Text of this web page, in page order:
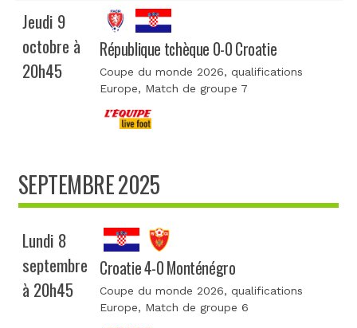
Jeudi 9
octobre à
20h45
République tchèque 0-0 Croatie
Coupe du monde 2026, qualifications
Europe, Match de groupe 7
SEPTEMBRE 2025
Lundi 8
septembre
à 20h45
Croatie 4-0 Monténégro
Coupe du monde 2026, qualifications
Europe, Match de groupe 6